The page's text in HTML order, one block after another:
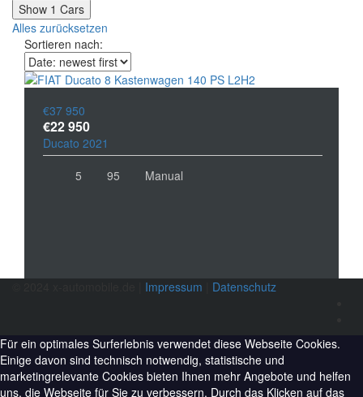
Show 1 Cars
Alles zurücksetzen
Sortieren nach:
€37 950
€22 950
Ducato 2021
5
95 Manual
Impressum Datenschutz
Für ein optimales Surferlebnis verwendet diese Webseite Cookies.
Einige davon sind technisch notwendig, statistische und
marketingrelevante Cookies bieten Ihnen mehr Angebote und helfen
uns, die Webseite für Sie zu verbessern. Durch das Klicken auf das